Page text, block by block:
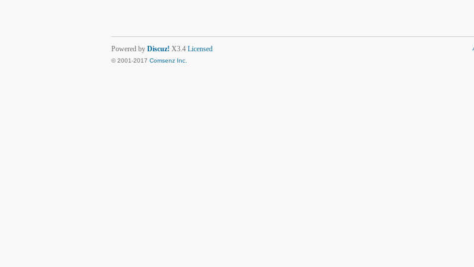
Powered by Discuz! X3.4 Licensed
© 2001-2017 Comsenz Inc.